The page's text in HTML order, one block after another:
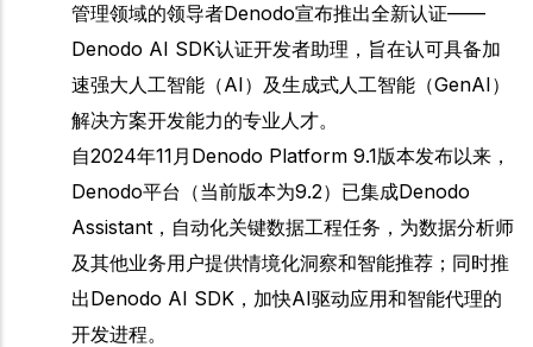
管理领域的领导者Denodo宣布推出全新认证——
Denodo AI SDK认证开发者助理，旨在认可具备加
速强大人工智能（AI）及生成式人工智能（GenAI）
解决方案开发能力的专业人才。
自2024年11月Denodo Platform 9.1版本发布以来，
Denodo平台（当前版本为9.2）已集成Denodo
Assistant，自动化关键数据工程任务，为数据分析师
及其他业务用户提供情境化洞察和智能推荐；同时推
出Denodo AI SDK，加快AI驱动应用和智能代理的
开发进程。